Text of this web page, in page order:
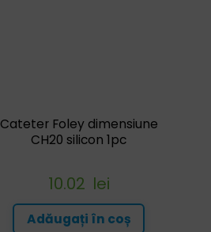
Cateter Foley dimensiune
CH20 silicon 1pc
10.02 lei
Adăugați în coș